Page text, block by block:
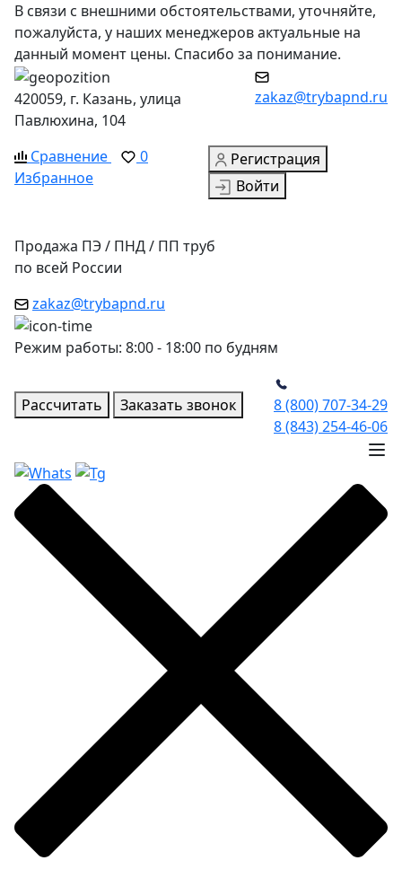
В связи с внешними обстоятельствами, уточняйте,
пожалуйста, у наших менеджеров актуальные на
данный момент цены. Спасибо за понимание.
420059, г. Казань, улица
Павлюхина, 104
zakaz@trybapnd.ru
Сравнение
0
Избранное
Регистрация
Войти
Продажа ПЭ / ПНД / ПП труб
по всей России
zakaz@trybapnd.ru
Режим работы: 8:00 - 18:00 по будням
Рассчитать Заказать звонок
8 (800) 707-34-29
8 (843) 254-46-06